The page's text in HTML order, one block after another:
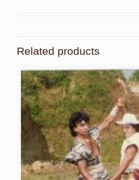
Related products